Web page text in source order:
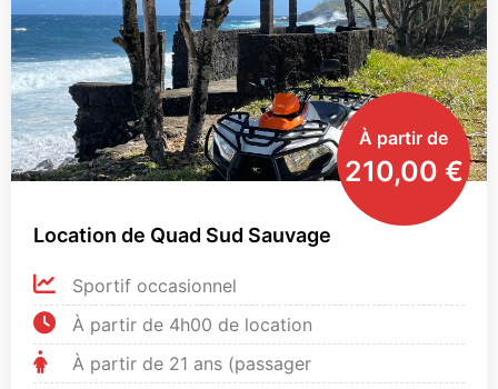
À partir de
210,00 €
Location de Quad Sud Sauvage
Sportif occasionnel
À partir de 4h00 de location
À partir de 21 ans (passager